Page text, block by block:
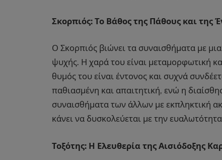
Σκορπιός: Το Βάθος της Πάθους και της
Ο Σκορπιός βιώνει τα συναισθήματα με
ψυχής. Η χαρά του είναι μεταμορφωτική
θυμός του είναι έντονος και συχνά
παθιασμένη και απαιτητική, ενώ η
συναισθήματα των άλλων με εκπληκτική
κάνει να δυσκολεύεται με την
Τοξότης: Η Ελευθερία της Αισιόδοξης